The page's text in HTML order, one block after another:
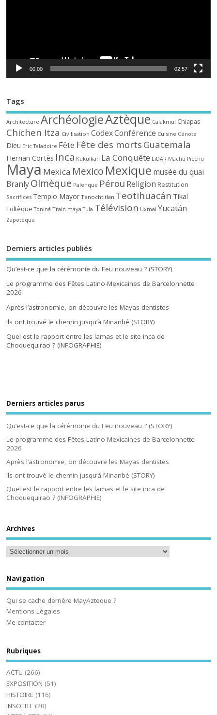
00:00 02:57
Tags
Architecture ArchéologieAztèque Calakmul Chiapas
Chichen Itza Civilisation CodexConférence Cuisine Cénote
Dieu Eric Taladoire Fête Fête des morts Guatemala
Hernan Cortès Inca Kukulkan La Conquête LiDAR Machu Picchu
Maya Mexica Mexico Mexique musée du quai
BranlyOlmèque Palenque Pérou Religion Restitution
Sacrifices Templo Mayor Tenochtitlan Teotihuacán Tikal
Toltèque Toniná Train maya Tula Télévision Uxmal Yucatán
Zapotèque
Derniers articles publiés
Qu’est-ce que la cérémonie du Feu nouveau ? (STORY)
Le programme des Fêtes Latino-Mexicaines de Barcelonnette
2026
Après l’astronomie, on découvre les Mayas dentistes
Ils ont trouvé le chemin jusqu’à Minanbé (STORY)
Quel est le rapport entre les lamas et le site inca de
Choquequirao ? (INFOGRAPHIE)
Derniers articles parus
Qu’est-ce que la cérémonie du Feu nouveau ? (STORY)
Le programme des Fêtes Latino-Mexicaines de Barcelonnette
2026
Après l’astronomie, on découvre les Mayas dentistes
Ils ont trouvé le chemin jusqu’à Minanbé (STORY)
Quel est le rapport entre les lamas et le site inca de
Choquequirao ? (INFOGRAPHIE)
Archives
Navigation
Qui se cache derrière MayAzteque ?
Mentions Légales
Me contacter
Rubriques
ACTU (266)
EXPOSITION (51)
HISTOIRE (116)
INSOLITE (20)